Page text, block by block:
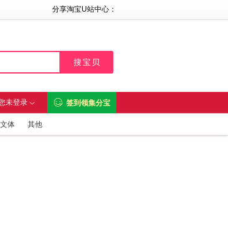
分享淘宝U站中心：
 签到领集分宝
未登录 
文体 其他